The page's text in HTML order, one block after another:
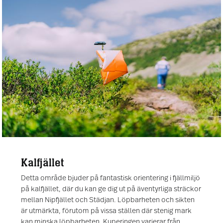
Kalfjället
Detta område bjuder på fantastisk orientering i fjällmiljö
på kalfjället, där du kan ge dig ut på äventyrliga sträckor
mellan Nipfjället och Städjan. Löpbarheten och sikten
är utmärkta, förutom på vissa ställen där stenig mark